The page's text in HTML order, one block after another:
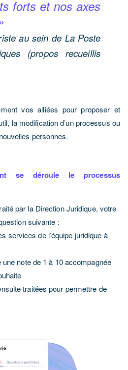
forts et nos axes
au sein de La Poste
(propos recueillis
vos alliées pour proposer et
la modification d’un processus ou
personnes.
se déroule le processus
par la Direction Juridique, votre
suivante :
services de l’équipe juridique à
note de 1 à 10accompagnée
traitées pour permettre de